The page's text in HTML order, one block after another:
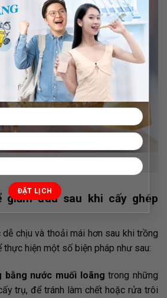
trình cắm implant
đau sau khi cấy ghép
chịu và thoải mái hơn sau khi trồng
thực hiện một số biện pháp như sau:
bằng nước muối loãng trong những
trụ, để tránh làm chết hoặc rửa trôi